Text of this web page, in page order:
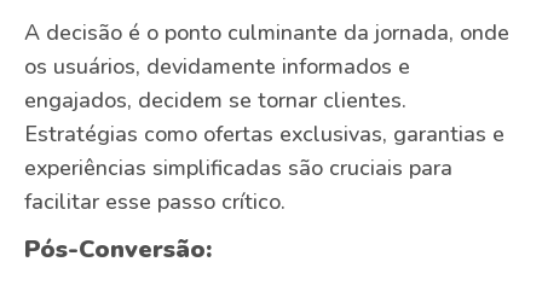
A decisão é o ponto culminante da jornada, onde
os usuários, devidamente informados e
engajados, decidem se tornar clientes.
Estratégias como ofertas exclusivas, garantias e
experiências simplificadas são cruciais para
facilitar esse passo crítico.
Pós-Conversão: